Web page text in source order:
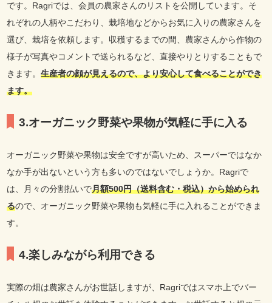
です。Ragriでは、会員の農家さんのリストを公開しています。そ
れぞれの人柄やこだわり、栽培地などからお気に入りの農家さんを
選び、栽培を依頼します。収穫するまでの間、農家さんから作物の
様子が写真やコメントで送られるなど、直接やりとりすることもで
きます。生産者の顔が見えるので、より安心して食べることができ
ます。
3.オーガニック野菜や果物が気軽に手に入る
オーガニック野菜や果物は安全ですが高いため、スーパーではなか
なか手が出ないという方も多いのではないでしょうか。Ragriで
は、月々の分割払いで月額500円（送料含む・税込）から始められ
るので、オーガニック野菜や果物も気軽に手に入れることができま
す。
4.楽しみながら利用できる
実際の畑は農家さんがお世話しますが、Ragriではスマホ上でバー